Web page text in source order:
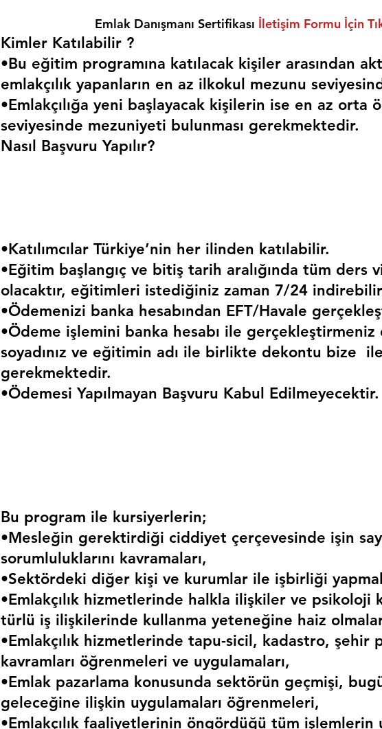
Emlak Danışmanı Sertifikası İletişim Formu İçin
Kimler Katılabilir ?
•Bu eğitim programına katılacak kişiler arasından
emlakçılık yapanların en az ilkokul mezunu
•Emlakçılığa yeni başlayacak kişilerin ise en az orta
seviyesinde mezuniyeti bulunması gerekmektedir.
Nasıl Başvuru Yapılır?
•Katılımcılar Türkiye’nin her ilinden katılabilir.
•Eğitim başlangıç ve bitiş tarih aralığında tüm ders
olacaktır, eğitimleri istediğiniz zaman 7/24
•Ödemenizi banka hesabından EFT/Havale
•Ödeme işlemini banka hesabı ile gerçekleştirmeniz
soyadınız ve eğitimin adı ile birlikte dekontu bize
gerekmektedir.
•Ödemesi Yapılmayan Başvuru Kabul Edilmeyecektir.
Bu program ile kursiyerlerin;
•Mesleğin gerektirdiği ciddiyet çerçevesinde işin
sorumluluklarını kavramaları,
•Sektördeki diğer kişi ve kurumlar ile işbirliği
•Emlakçılık hizmetlerinde halkla ilişkiler ve psikoloji
türlü iş ilişkilerinde kullanma yeteneğine haiz
•Emlakçılık hizmetlerinde tapu-sicil, kadastro, şehir
kavramları öğrenmeleri ve uygulamaları,
•Emlak pazarlama konusunda sektörün geçmişi,
geleceğine ilişkin uygulamaları öğrenmeleri,
•Emlakçılık faaliyetlerinin öngördüğü tüm işlemlerin